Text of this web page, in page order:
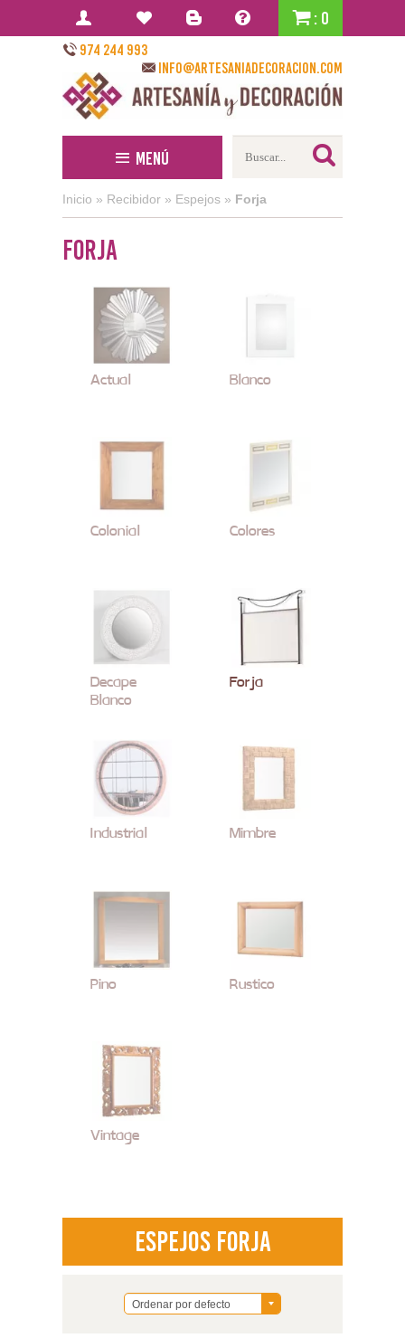
: 0
974 244 993
info@artesaniadecoracion.com
Menú
Inicio » Recibidor » Espejos » Forja
Forja
Actual Blanco
Colonial Colores
Decape
Blanco
Forja
Industrial Mimbre
Pino Rustico
Vintage
Espejos Forja
Ordenar por defecto